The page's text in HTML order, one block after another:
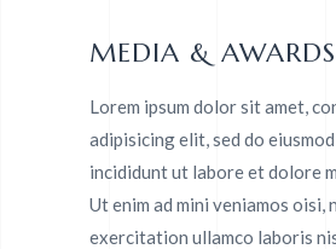
MEDIA & AWARDS
Lorem ipsum dolor sit amet,
adipisicing elit, sed do
incididunt ut labore et dolore
Ut enim ad mini veniamos oisi,
exercitation ullamco laboris